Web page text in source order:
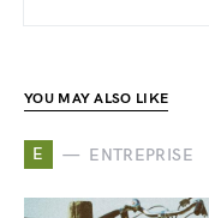
YOU MAY ALSO LIKE
E ENTREPRISE